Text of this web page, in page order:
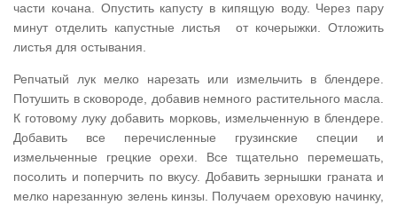
части кочана. Опустить капусту в кипящую воду. Через пару
минут отделить капустные листья от кочерыжки. Отложить
листья для остывания.
Репчатый лук мелко нарезать или измельчить в блендере.
Потушить в сковороде, добавив немного растительного масла.
К готовому луку добавить морковь, измельченную в блендере.
Добавить все перечисленные грузинские специи и
измельченные грецкие орехи. Все тщательно перемешать,
посолить и поперчить по вкусу. Добавить зернышки граната и
мелко нарезанную зелень кинзы. Получаем ореховую начинку,